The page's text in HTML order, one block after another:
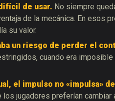
de usar. No siempre
de la mecánica. En esos
su valor.
un riesgo de perder el
cuando era
el impulso no «impulsa»
jugadores preferían cambiar